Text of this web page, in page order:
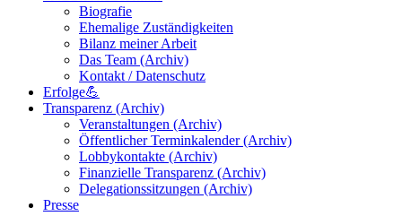
Biografie
Ehemalige Zuständigkeiten
Bilanz meiner Arbeit
Das Team (Archiv)
Kontakt / Datenschutz
Erfolge💪
Transparenz (Archiv)
Veranstaltungen (Archiv)
Öffentlicher Terminkalender (Archiv)
Lobbykontakte (Archiv)
Finanzielle Transparenz (Archiv)
Delegationssitzungen (Archiv)
Presse